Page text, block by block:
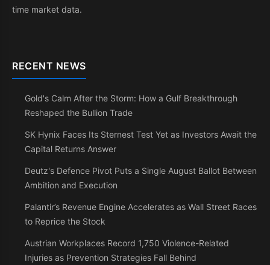
time market data.
RECENT NEWS
Gold's Calm After the Storm: How a Gulf Breakthrough
Reshaped the Bullion Trade
SK Hynix Faces Its Sternest Test Yet as Investors Await the
Capital Returns Answer
Deutz's Defence Pivot Puts a Single August Ballot Between
Ambition and Execution
Palantir’s Revenue Engine Accelerates as Wall Street Races
to Reprice the Stock
Austrian Workplaces Record 1,750 Violence-Related
Injuries as Prevention Strategies Fall Behind